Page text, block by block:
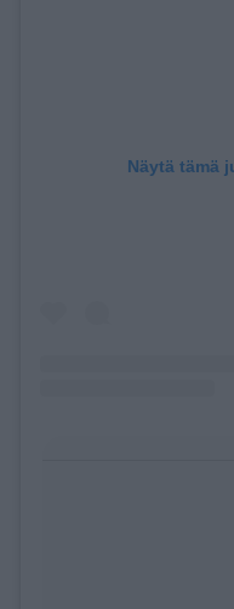
Näytä tämä